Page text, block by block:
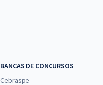
BANCAS DE CONCURSOS
Cebraspe